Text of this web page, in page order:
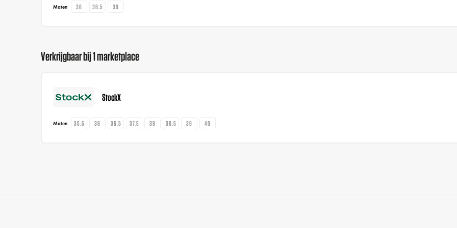
Maten 38 38.5 39
Verkrijgbaar bij 1 marketplace
StockX
Maten 35.5 36 36.5 37.5 38 38.5 39 40